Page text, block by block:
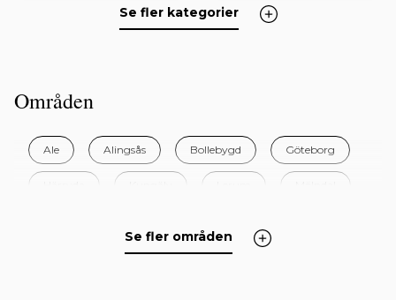
Se fler kategorier
Områden
Ale Alingsås Bollebygd Göteborg
Se fler områden